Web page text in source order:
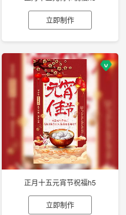
立即制作
正月十五元宵节祝福h5
立即制作